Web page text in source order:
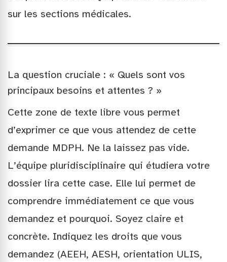
sur les sections médicales.
La question cruciale : « Quels sont vos
principaux besoins et attentes ? »
Cette zone de texte libre vous permet
d’exprimer ce que vous attendez de cette
demande MDPH. Ne la laissez pas vide.
L’équipe pluridisciplinaire qui étudiera votre
dossier lira cette case. Elle lui permet de
comprendre immédiatement ce que vous
demandez et pourquoi. Soyez claire et
concrète. Indiquez les droits que vous
demandez (AEEH, AESH, orientation ULIS,